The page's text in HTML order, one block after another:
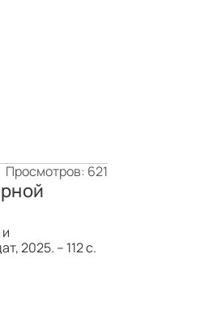
Просмотров: 621
2025. – 112 с.